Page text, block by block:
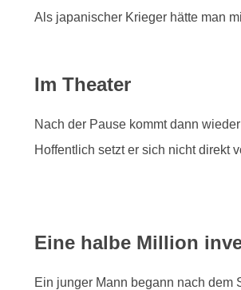
Als japanischer Krieger hätte man
Im Theater
Nach der Pause kommt dann
Hoffentlich setzt er sich nicht direkt
Eine halbe Million
Ein junger Mann begann nach dem